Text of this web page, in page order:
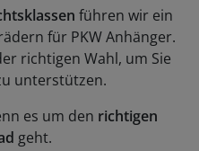
führen wir ein
für PKW Anhänger.
richtigen Wahl, um Sie
unterstützen.
es um den richtigen
geht.